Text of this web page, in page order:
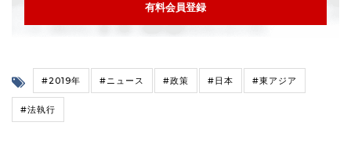
有料会員登録
#2019年 #ニュース #政策 #日本 #東アジア
#法執行